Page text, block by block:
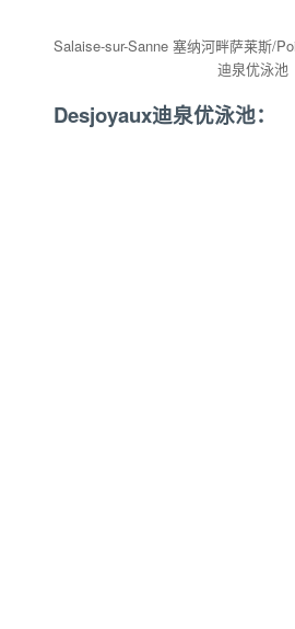
Salaise-sur-Sanne 塞纳河畔萨莱斯/
迪泉优泳池
Desjoyaux迪泉优泳池：